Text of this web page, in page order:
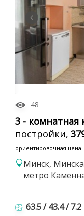
48
3 - комнатная
постройки,
ориентировочная цена
Минск,
метро
63.5 / 43.4 /